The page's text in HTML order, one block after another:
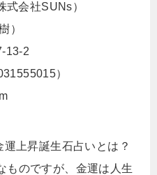
式会社SUNs）
）
13-2
）
上昇誕生石占いとは？
ものですが、金運は人生